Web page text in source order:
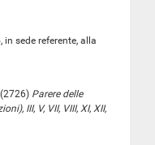
sede referente, alla
Parere delle
III, V, VII, VIII, XI, XII,